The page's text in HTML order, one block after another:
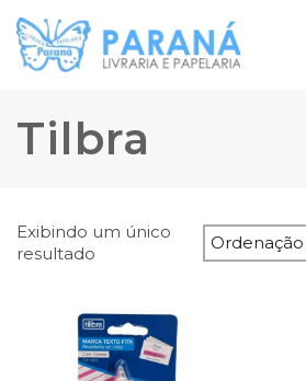
Tilbra
Exibindo um único
resultado